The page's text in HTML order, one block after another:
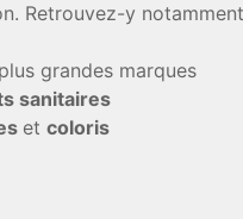
Retrouvez-y
grandes marques
sanitaires
etcoloris